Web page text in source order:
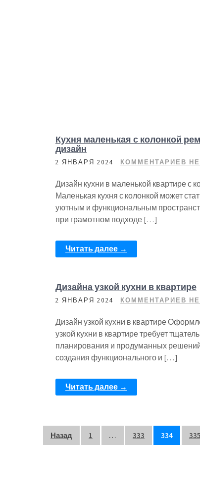
Кухня маленькая с колонкой
дизайн
2 ЯНВАРЯ 2024 КОММЕНТАРИЕВ
Дизайн кухни в маленькой квартире с
Маленькая кухня с колонкой может
уютным и функциональным
при грамотном подходе […]
Читать далее →
Дизайна узкой кухни в квартире
2 ЯНВАРЯ 2024 КОММЕНТАРИЕВ
Дизайн узкой кухни в квартире
узкой кухни в квартире требует
планирования и продуманных
создания функционального и […]
Читать далее →
Пагинация
Назад 1 … 333 334 335